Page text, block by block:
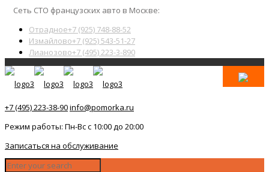
Сеть СТО французских авто в Москве:
Отрадное+7 (925) 748-88-52
Измайлово+7 (925) 543-51-27
Лианозово+7 (495) 223-3-890
+7 (495) 223-38-90info@pomorka.ru
Режим работы: Пн-Вс с 10:00 до 20:00
Записаться на обслуживание